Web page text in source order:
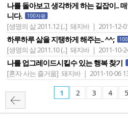
나를 돌아보고 생각하게 하는 길잡이..
니다.
100자평
[생명의 삶 2011.12 (..] 돼지바 | 2011-12-
하루하루 삶을 지탱하게 해주는.. ^^;
[생명의 삶 2011.10 (..] 돼지바 | 2011-10-
나를 업그레이드시킬수 있는 행복 찾기
[혼자 사는 즐거움] 돼지바 | 2011-10-06
1 2 3 4 5